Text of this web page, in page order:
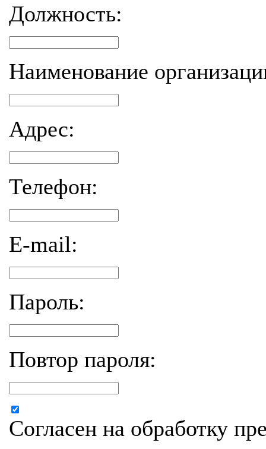
Должность:
Наименование
Адрес:
Телефон:
E-mail:
Пароль:
Повтор пароля:
Согласен на обработку